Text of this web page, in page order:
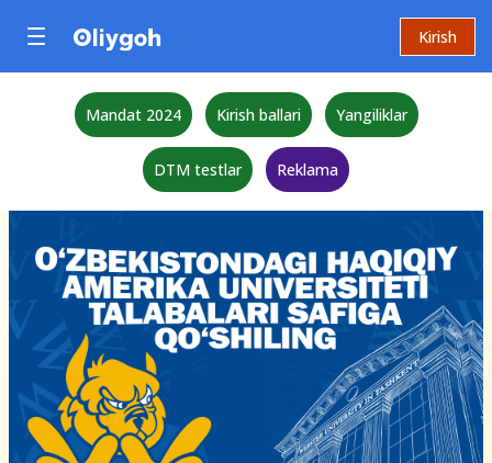
Kirish
Mandat 2024 Kirish ballari Yangiliklar
DTM testlar Reklama